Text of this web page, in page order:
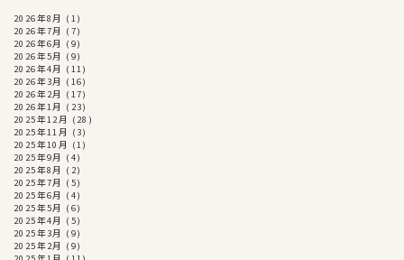
2026年8月 (1)
2026年7月 (7)
2026年6月 (9)
2026年5月 (9)
2026年4月 (11)
2026年3月 (16)
2026年2月 (17)
2026年1月 (23)
2025年12月 (28)
2025年11月 (3)
2025年10月 (1)
2025年9月 (4)
2025年8月 (2)
2025年7月 (5)
2025年6月 (4)
2025年5月 (6)
2025年4月 (5)
2025年3月 (9)
2025年2月 (9)